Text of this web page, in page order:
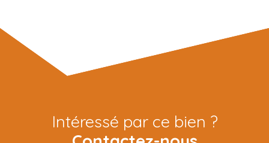
Intéressé par ce bien ?